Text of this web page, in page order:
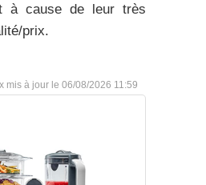
à cause de leur très
prix.
06/08/2026 11:59